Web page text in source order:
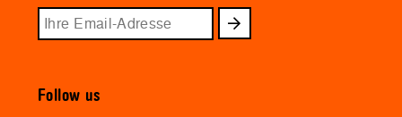
Follow us